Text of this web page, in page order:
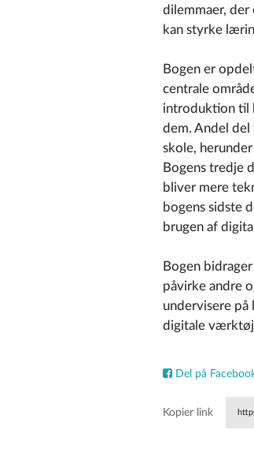
dilemmaer,
kan styrke
Bogen er
centrale
introduktion til
dem. Andel del
skole,
Bogens tredje
bliver mere
bogens sidste
brugen af
Bogen
påvirke andre
undervisere
digitale
Del på
Kopier link